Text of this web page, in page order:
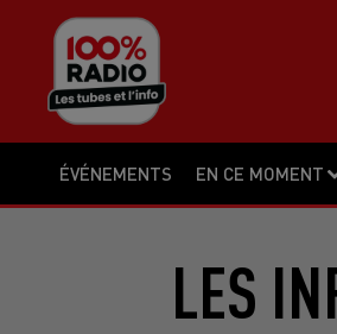
ÉVÉNEMENTS EN CE MOMENT
LES